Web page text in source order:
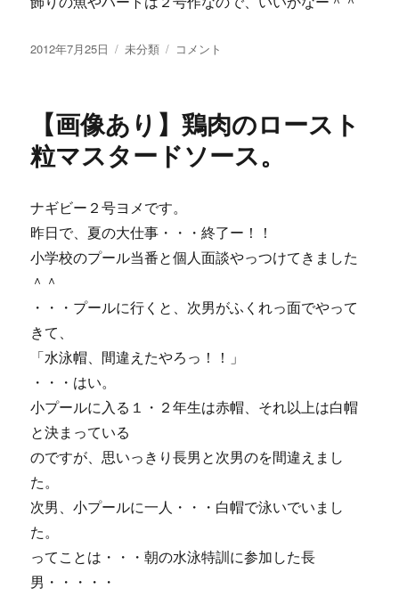
投
2012年7月25日
カ
ー
未分類
【画
あ
ー、
夏
♪
に
コメント
【画像あり】鶏肉のロースト
粒マスタードソース。
ナギビー２号ヨメです。
昨日で、夏の大仕事・・・終了ー！！
小学校のプール当番と個人面談やっつけてきました
＾＾
・・・プールに行くと、次男がふくれっ面でやって
きて、
「水泳帽、間違えたやろっ！！」
・・・はい。
小プールに入る１・２年生は赤帽、それ以上は白帽
と決まっている
のですが、思いっきり長男と次男のを間違えまし
た。
次男、小プールに一人・・・白帽で泳いでいまし
た。
ってことは・・・朝の水泳特訓に参加した長
男・・・・・